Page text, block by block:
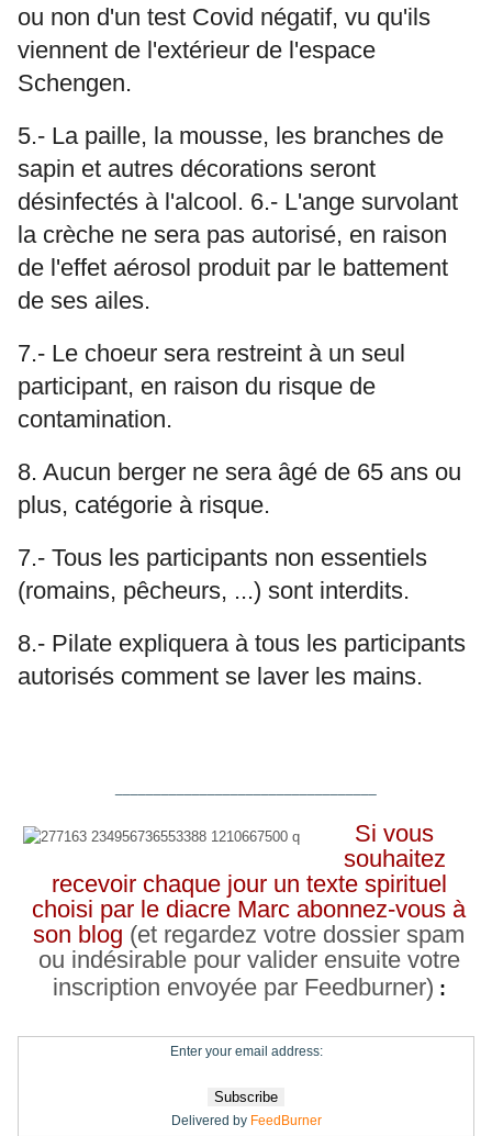
ou non d'un test Covid négatif, vu qu'ils
viennent de l'extérieur de l'espace
Schengen.
5.- La paille, la mousse, les branches de
sapin et autres décorations seront
désinfectés à l'alcool. 6.- L'ange survolant
la crèche ne sera pas autorisé, en raison
de l'effet aérosol produit par le battement
de ses ailes.
7.- Le choeur sera restreint à un seul
participant, en raison du risque de
contamination.
8. Aucun berger ne sera âgé de 65 ans ou
plus, catégorie à risque.
7.- Tous les participants non essentiels
(romains, pêcheurs, ...) sont interdits.
8.- Pilate expliquera à tous les participants
autorisés comment se laver les mains.
Si vous
souhaitez
recevoir chaque jour un texte spirituel
choisi par le diacre Marc abonnez-vous à
son blog (et regardez votre dossier spam
ou indésirable pour valider ensuite votre
inscription envoyée par Feedburner) :
Enter your email address:
Delivered by FeedBurner